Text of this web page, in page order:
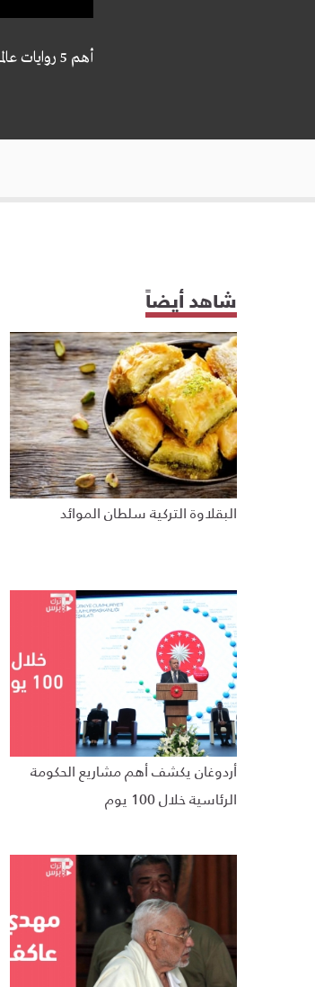
أهم 5 روايات عالمية دارت أحداثها في إسطنبول
شاهد أيضاً
البقلاوة التركية سلطان الموائد
أردوغان يكشف أهم مشاريع الحكومة
الرئاسية خلال 100 يوم